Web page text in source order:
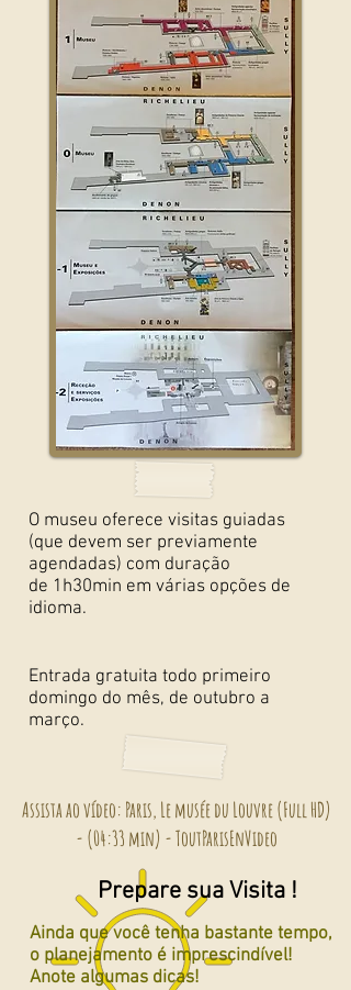
O museu oferece visitas guiadas
(que devem ser previamente
agendadas) com duração
de 1h30min em várias opções de
idioma.
Entrada gratuita todo primeiro
domingo do mês, de outubro a
março.
Assista ao vídeo: Paris, Le musée du Louvre (Full HD)
- (04:33 min) - ToutParisEnVideo
Prepare sua Visita !
Ainda que você tenha bastante tempo,
o planejamento é imprescindível!
Anote algumas dicas!